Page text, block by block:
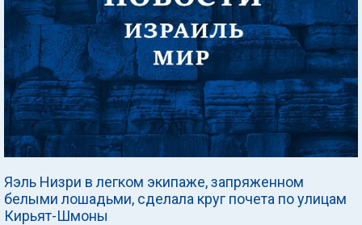
Яэль Низри в легком экипаже, запряженном
белыми лошадьми, сделала круг почета по улицам
Кирьят-Шмоны